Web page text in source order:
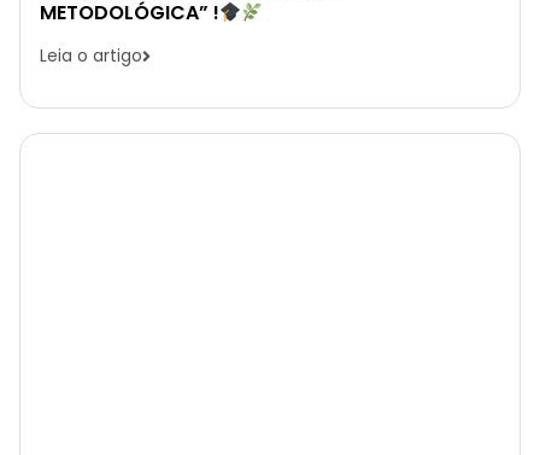
METODOLÓGICA” !
Leia o artigo